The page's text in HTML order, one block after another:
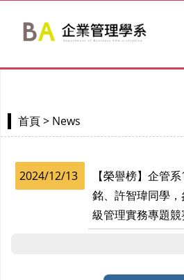
首頁 > News
2024/12/13
【榮譽榜】企管
銘、許智瑋同學
級管理實務專題競